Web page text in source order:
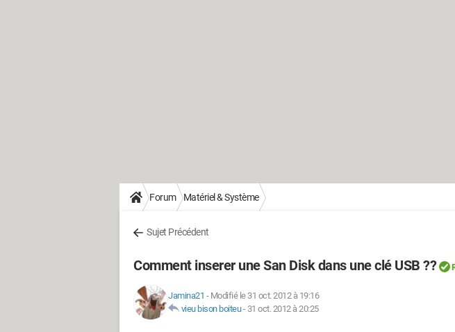
Forum Matériel & Système
Sujet Précédent
Comment inserer une San Disk dans une clé USB ??
Jamina21 - Modifié le 31 oct. 2012 à 19:16
vieu bison boiteu- 31 oct. 2012 à 20:25